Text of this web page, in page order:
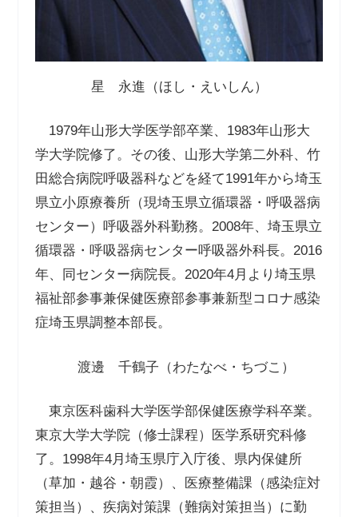
星 永進（ほし・えいしん）
1979年山形大学医学部卒業、1983年山形大
学大学院修了。その後、山形大学第二外科、竹
田総合病院呼吸器科などを経て1991年から埼玉
県立小原療養所（現埼玉県立循環器・呼吸器病
センター）呼吸器外科勤務。2008年、埼玉県立
循環器・呼吸器病センター呼吸器外科長。2016
年、同センター病院長。2020年4月より埼玉県
福祉部参事兼保健医療部参事兼新型コロナ感染
症埼玉県調整本部長。
渡邊 千鶴子（わたなべ・ちづこ）
東京医科歯科大学医学部保健医療学科卒業。
東京大学大学院（修士課程）医学系研究科修
了。1998年4月埼玉県庁入庁後、県内保健所
（草加・越谷・朝霞）、医療整備課（感染症対
策担当）、疾病対策課（難病対策担当）に勤